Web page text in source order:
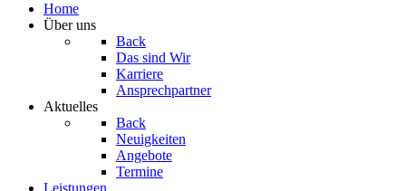
Home
Über uns
Back
Das sind Wir
Karriere
Ansprechpartner
Aktuelles
Back
Neuigkeiten
Angebote
Termine
Leistungen